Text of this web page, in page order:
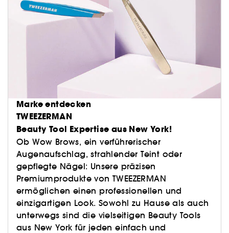
Marke entdecken
TWEEZERMAN
Beauty Tool Expertise aus New York!
Ob Wow Brows, ein verführerischer
Augenaufschlag, strahlender Teint oder
gepflegte Nägel: Unsere präzisen
Premiumprodukte von TWEEZERMAN
ermöglichen einen professionellen und
einzigartigen Look. Sowohl zu Hause als auch
unterwegs sind die vielseitigen Beauty Tools
aus New York für jeden einfach und